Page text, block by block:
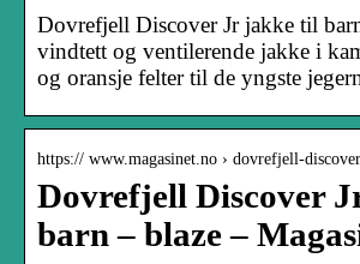
Dovrefjell Discover Jr jakke til
vindtett og ventilerende jakke i
og oransje felter til de yngste
https:// www.magasinet.no › dovrefjell-
Dovrefjell Discover
barn – blaze –